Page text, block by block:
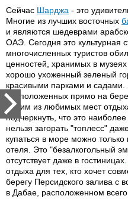
Al Khaleej Palace Hotel 4*
Al Khaleej Hotel
Al Maha Resort 5*
Ambassador Hotel
Arif Castle 4*
Astoria Hotel
Atlantis The Palm 5*
остров)
Avari Dubai 4*
Beit Al Bahar Villas 5*
Broadway 3*
Сейчас Шарджа - это
Многие из лучших восточных
и являются шедеврами
ОАЭ. Сегодня это культурная
многочисленных туристов
ценностей, хранимых в музеях
хорошо ухоженный зеленый
красивыми парками и садами.
расположенных прямо на
одним из любимых мест
подчеркнуть, что это
нельзя загорать "топлесс"
купаться в море можно только
отеля. Это "безалкогольный
отсутствует даже в гостиницах.
отдыха для тех, кто хочет
берегу Персидского залива с
в Дабае, расположенном